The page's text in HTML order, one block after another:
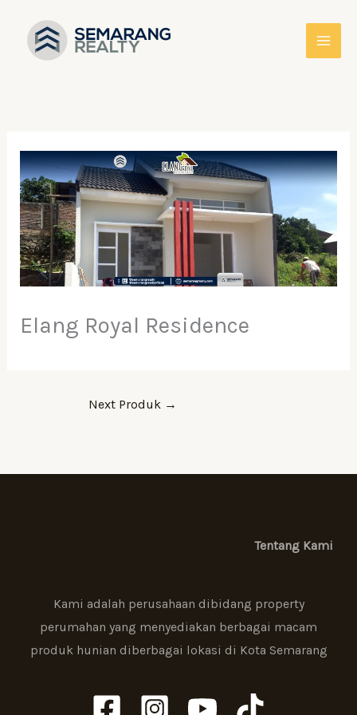
content
Elang Royal Residence
Next Produk →
Tentang Kami
Kami adalah perusahaan dibidang property
perumahan yang menyediakan berbagai macam
produk hunian diberbagai lokasi di Kota Semarang